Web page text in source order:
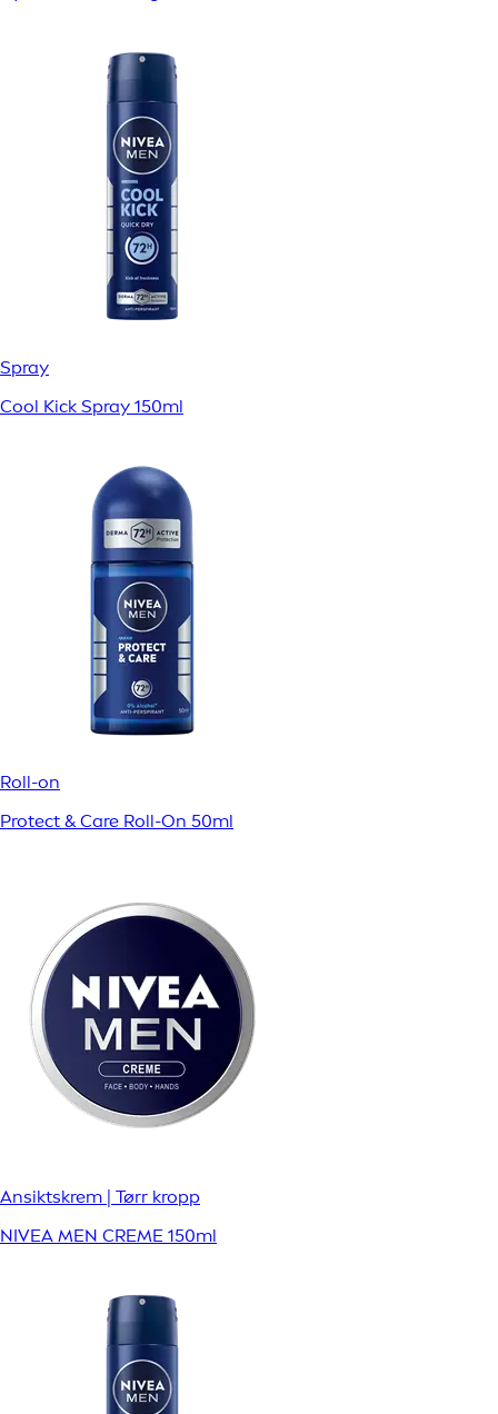
Spray
Cool Kick Spray 150ml
Roll-on
Protect & Care Roll-On 50ml
Ansiktskrem | Tørr kropp
NIVEA MEN CREME 150ml